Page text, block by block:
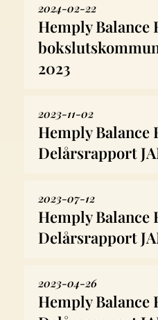
2024-02-22
Hemply Balance
2023
2023-11-02
Hemply Balance
Delårsrapport
2023-07-12
Hemply Balance
Delårsrapport
2023-04-26
Hemply Balance